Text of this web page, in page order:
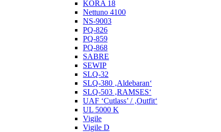
KORA 18
Nettuno 4100
NS-9003
PQ-826
PQ-859
PQ-868
SABRE
SEWIP
SLQ-32
SLQ-380 ‚Aldebaran‘
SLQ-503 ‚RAMSES‘
UAF ‘Cutlass’ / ‚Outfit‘
UL 5000 K
Vigile
Vigile D